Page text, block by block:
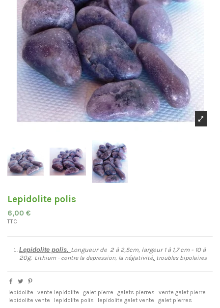
Lepidolite polis
6,00 €
TTC
Lepidolite polis. Longueur de 2 à 2,5cm, largeur 1 à 1,7 cm - 10 à
20g. Lithium - contre la depression , la négativité, troubles bipolaires
lepidolite vente lepidolite galet pierre galets pierres
vente galet pierre
lepidolite vente
lepidolite polis lepidolite galet vente galet pierres